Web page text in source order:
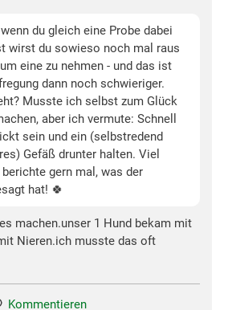
du gleich eine Probe dabei
wirst du sowieso noch mal raus
eine zu nehmen - und das ist
dann noch schwieriger.
Musste ich selbst zum Glück
aber ich vermute: Schnell
sein und ein (selbstredend
Gefäß drunter halten. Viel
gern mal, was der
hat! 🍀
machen.unser 1 Hund bekam mit
Nieren.ich musste das oft
Kommentieren